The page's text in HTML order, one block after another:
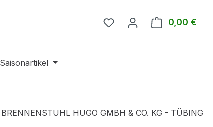
0,00 €
Saisonartikel
BRENNENSTUHL HUGO GMBH & CO. KG - TÜBING